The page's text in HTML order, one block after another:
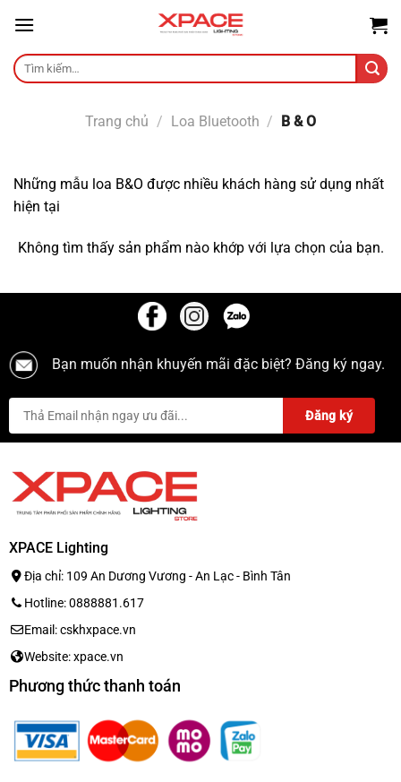
content
Tìm
kiếm:
Trang chủ / Loa Bluetooth / B & O
Những mẫu loa B&O được nhiều khách hàng sử dụng nhất
hiện tại
Không tìm thấy sản phẩm nào khớp với lựa chọn của bạn.
Bạn muốn nhận khuyến mãi đặc biệt? Đăng ký ngay.
XPACE Lighting
Địa chỉ: 109 An Dương Vương - An Lạc - Bình Tân
Hotline: 0888881.617
Email: cskhxpace.vn
Website: xpace.vn
Phương thức thanh toán